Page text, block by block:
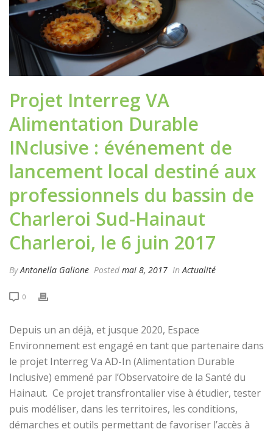
Projet Interreg VA
Alimentation Durable
INclusive : événement de
lancement local destiné aux
professionnels du bassin de
Charleroi Sud-Hainaut
Charleroi, le 6 juin 2017
ByAntonella Galione Posted mai 8, 2017 InActualité
0
Depuis un an déjà, et jusque 2020, Espace
Environnement est engagé en tant que partenaire dans
le projet Interreg Va AD-In (Alimentation Durable
Inclusive) emmené par l’Observatoire de la Santé du
Hainaut. Ce projet transfrontalier vise à étudier, tester
puis modéliser, dans les territoires, les conditions,
démarches et outils permettant de favoriser l’accès à